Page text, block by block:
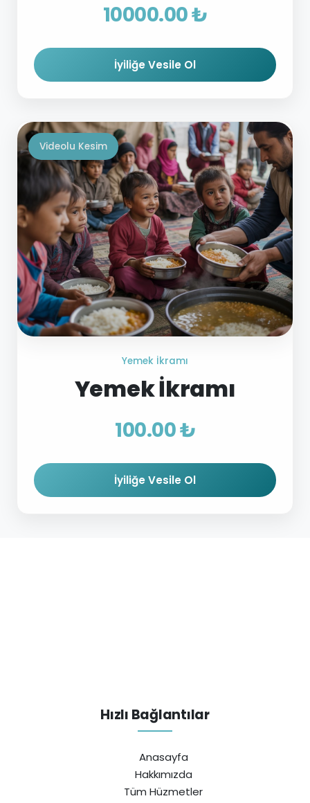
10000.00 ₺
İyiliğe Vesile Ol
Videolu Kesim
Yemek İkramı
Yemek İkramı
100.00 ₺
İyiliğe Vesile Ol
Hızlı Bağlantılar
Anasayfa
Hakkımızda
Tüm Hüzmetler